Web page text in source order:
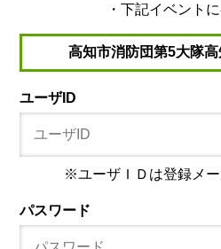
・下記イベント
高知市消防団第5大隊
ユーザID
※ユーザＩＤは登録メー
パスワード